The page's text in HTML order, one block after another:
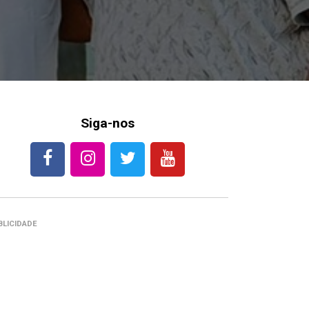
Siga-nos